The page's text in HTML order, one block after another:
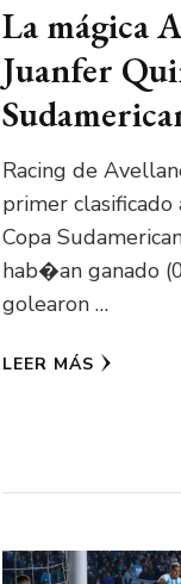
La mágica
Juanfer
Racing de
primer
Copa
hab�an ganado
golearon …
LEER MÁS